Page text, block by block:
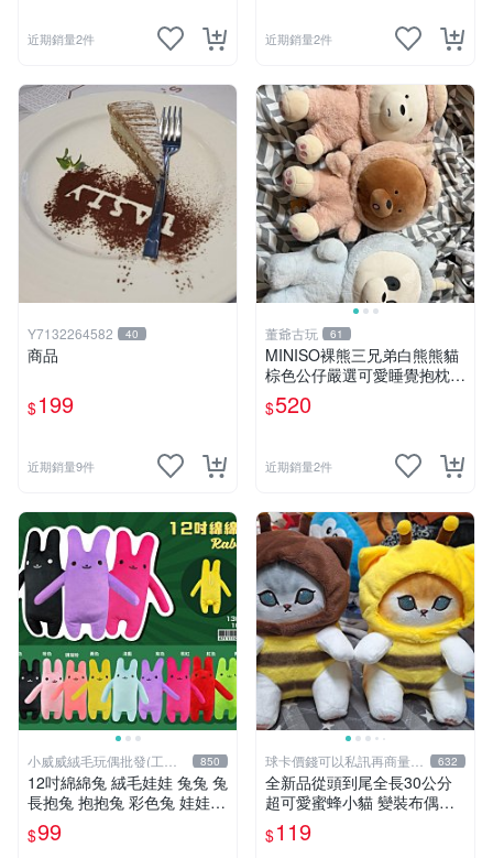
近期銷量2件 近期銷量2件
Y7132264582 40
商品
$199
近期銷量9件
董爺古玩 61
MINISO裸熊三兄弟白熊熊貓
棕色公仔嚴選可愛睡覺抱枕玩
偶熊玩具 裸熊 玩具 公仔
$520
近期銷量2件
小威威絨毛玩偶批發(工廠
直營)
850
12吋綿綿兔 絨毛娃娃 兔兔 兔
長抱兔 抱抱兔 彩色兔 娃娃
公仔 禮品 生活雜貨
$99
球卡價錢可以私訊再商量喔 632
全新品從頭到尾全長30公分
超可愛蜜蜂小貓 變裝布偶娃
娃 靠墊抱枕 可愛玩偶娃娃 舒
壓療癒小朋友禮物生日禮物交
$119